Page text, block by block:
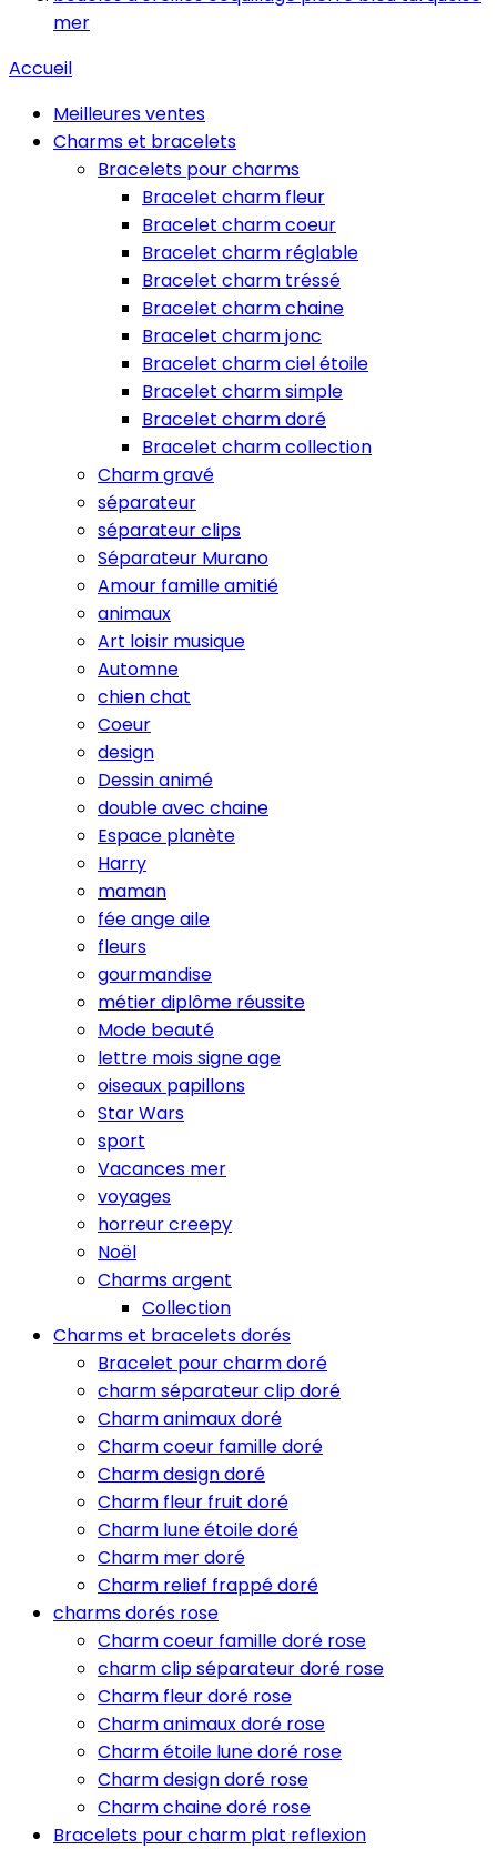
mer
Accueil
Meilleures ventes
Charms et bracelets
Bracelets pour charms
Bracelet charm fleur
Bracelet charm coeur
Bracelet charm réglable
Bracelet charm tréssé
Bracelet charm chaine
Bracelet charm jonc
Bracelet charm ciel étoile
Bracelet charm simple
Bracelet charm doré
Bracelet charm collection
Charm gravé
séparateur
séparateur clips
Séparateur Murano
Amour famille amitié
animaux
Art loisir musique
Automne
chien chat
Coeur
design
Dessin animé
double avec chaine
Espace planète
Harry
maman
fée ange aile
fleurs
gourmandise
métier diplôme réussite
Mode beauté
lettre mois signe age
oiseaux papillons
Star Wars
sport
Vacances mer
voyages
horreur creepy
Noël
Charms argent
Collection
Charms et bracelets dorés
Bracelet pour charm doré
charm séparateur clip doré
Charm animaux doré
Charm coeur famille doré
Charm design doré
Charm fleur fruit doré
Charm lune étoile doré
Charm mer doré
Charm relief frappé doré
charms dorés rose
Charm coeur famille doré rose
charm clip séparateur doré rose
Charm fleur doré rose
Charm animaux doré rose
Charm étoile lune doré rose
Charm design doré rose
Charm chaine doré rose
Bracelets pour charm plat reflexion